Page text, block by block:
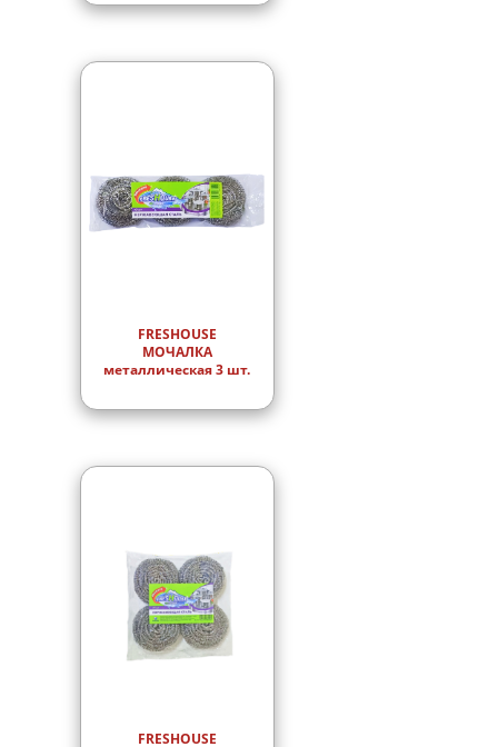
FRESHOUSE
МОЧАЛКА
металлическая 3 шт.
FRESHOUSE